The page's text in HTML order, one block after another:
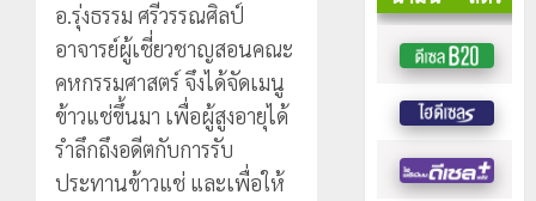
อ.รุ่งธรรม ศรีวรรณศิลป์
อาจารย์ผู้เชี่ยวชาญสอนคณะ
คหกรรมศาสตร์ จึงได้จัดเมนู
ข้าวแช่ขึ้นมา เพื่อผู้สูงอายุได้
รำลึกถึงอดีตกับการรับ
ประทานข้าวแช่ และเพื่อให้